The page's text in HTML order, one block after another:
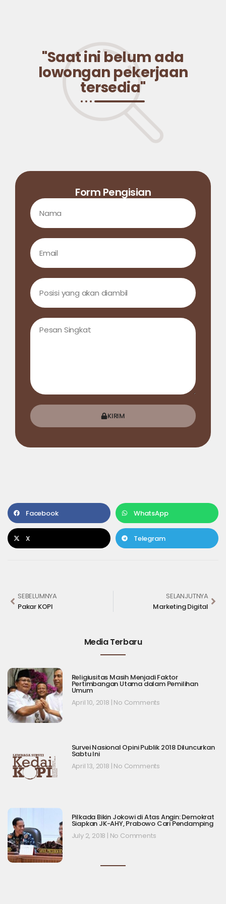
"Saat ini belum ada
lowongan pekerjaan
tersedia"
Form Pengisian
KIRIM
Facebook WhatsApp
X Telegram
SEBELUMNYA
Pakar KOPI
SELANJUTNYA
Marketing Digital
Media Terbaru
Religiusitas Masih Menjadi Faktor
Pertimbangan Utama dalam Pemilihan
Umum
April 10, 2018 No Comments
Survei Nasional Opini Publik 2018 Diluncurkan
Sabtu Ini
April 13, 2018 No Comments
Pilkada Bikin Jokowi di Atas Angin: Demokrat
Siapkan JK-AHY, Prabowo Cari Pendamping
July 2, 2018 No Comments